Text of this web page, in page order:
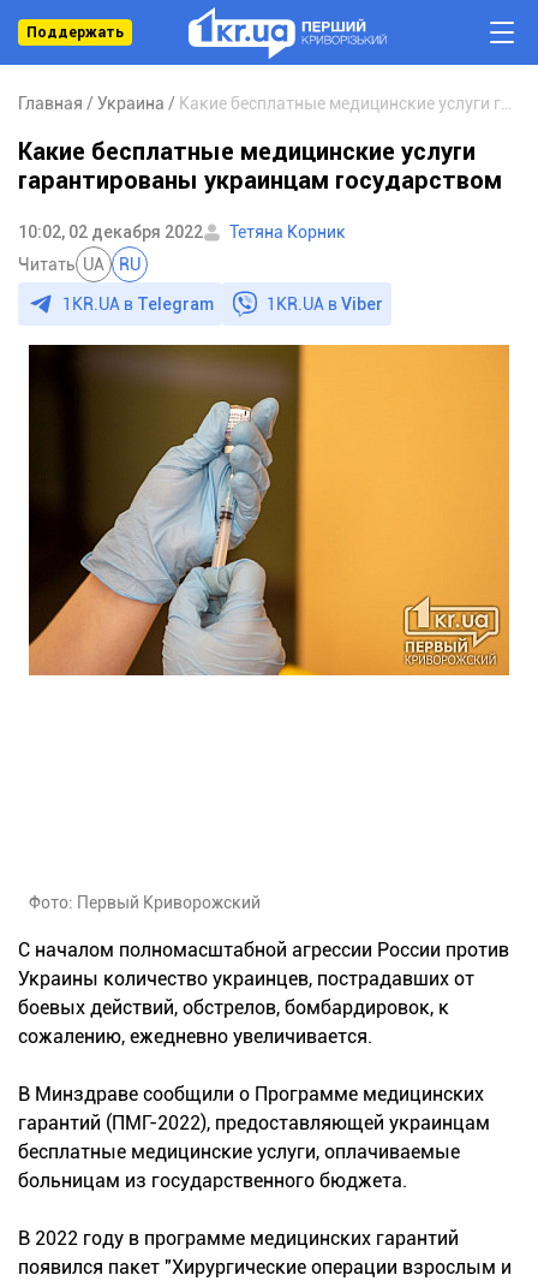
Поддержать
Главная Украина
Какие бесплатные медицинские услуги
гарантированы украинцам государством
10:02, 02 декабря 2022
Тетяна Корник
Читать UA RU
1KR.UA в Telegram 1KR.UA вViber
Фото: Первый Криворожский
С началом полномасштабной агрессии России против
Украины количество украинцев, пострадавших от
боевых действий, обстрелов, бомбардировок, к
сожалению, ежедневно увеличивается.
В Минздраве сообщили о Программе медицинских
гарантий (ПМГ-2022), предоставляющей украинцам
бесплатные медицинские услуги, оплачиваемые
больницам из государственного бюджета.
В 2022 году в программе медицинских гарантий
появился пакет "Хирургические операции взрослым и